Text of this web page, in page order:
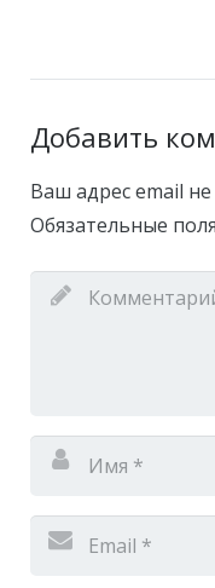
Добавить
Ваш адрес email
Обязательные